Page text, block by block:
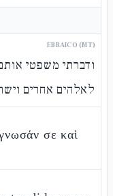
EBRAICO (MT)
ודברתי משפטי
לאלהים אחרים
σε καὶ